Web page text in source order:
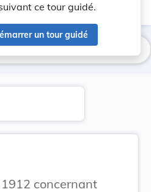
ce tour guidé.
un tour guidé
concernant